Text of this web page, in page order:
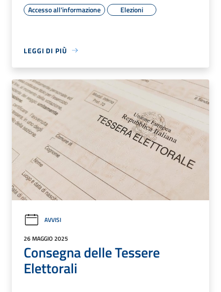
Accesso all'informazione Elezioni
LEGGI DI PIÙ
AVVISI
26 MAGGIO 2025
Consegna delle Tessere
Elettorali